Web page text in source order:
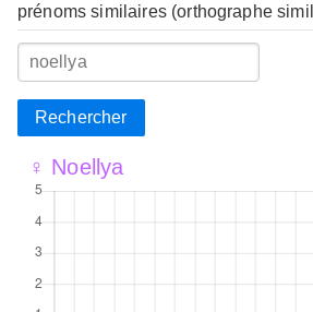
prénoms similaires (orthographe
Rechercher
♀ Noellya